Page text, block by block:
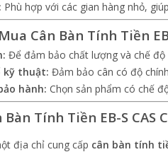
Phù hợp với các gian hàng nhỏ,
Cân Bàn Tính Tiền
Để đảm bảo chất lượng và chế độ
kỹ thuật: Đảm bảo cân có độ
hành: Chọn sản phẩm có chế
Tính Tiền EB-S CAS
địa chỉ cung cấp cân bàn tính